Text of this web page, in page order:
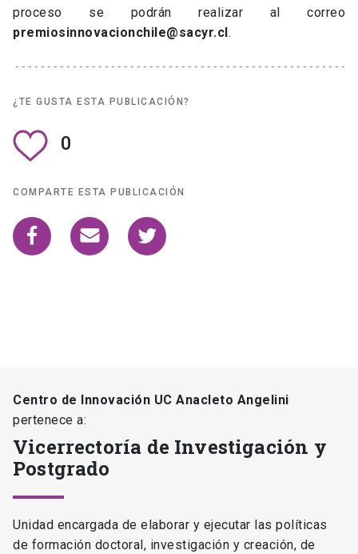
proceso se podrán realizar al correo
premiosinnovacionchile@sacyr.cl.
¿TE GUSTA ESTA PUBLICACIÓN?
0
COMPARTE ESTA PUBLICACIÓN
Centro de Innovación UC Anacleto Angelini
pertenece a:
Vicerrectoría de Investigación y
Postgrado
Unidad encargada de elaborar y ejecutar las políticas
de formación doctoral, investigación y creación, de